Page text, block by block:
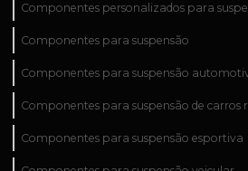
Componentes personalizados para
Componentes para suspensão
Componentes para suspensão
Componentes para suspensão de carros
Componentes para suspensão esportiva